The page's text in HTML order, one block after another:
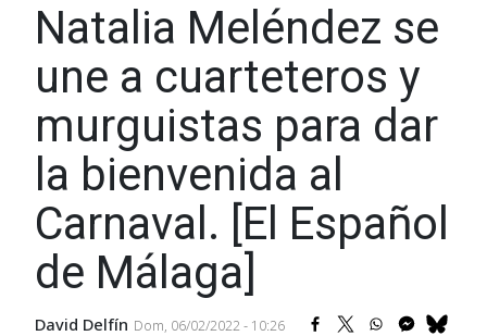
Natalia Meléndez se
une a cuarteteros y
murguistas para dar
la bienvenida al
Carnaval. [El Español
de Málaga]
David Delfín Dom, 06/02/2022 - 10:26